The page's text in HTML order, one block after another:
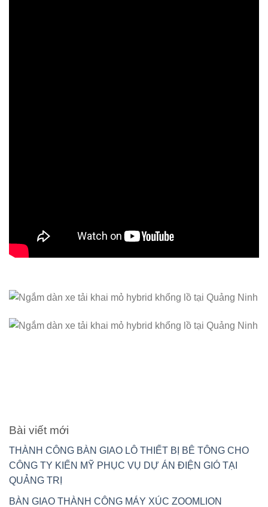
Bài viết mới
THÀNH CÔNG BÀN GIAO LÔ THIẾT BỊ BÊ TÔNG CHO
CÔNG TY KIẾN MỸ PHỤC VỤ DỰ ÁN ĐIỆN GIÓ TẠI
QUẢNG TRỊ
BÀN GIAO THÀNH CÔNG MÁY XÚC ZOOMLION